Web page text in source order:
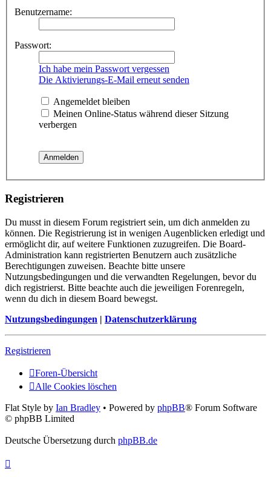
Benutzername:
Passwort:
Ich habe mein Passwort vergessen
Die Aktivierungs-E-Mail erneut senden
Angemeldet bleiben
Meinen Online-Status während dieser Sitzung
verbergen
Registrieren
Du musst in diesem Forum registriert sein, um dich anmelden zu
können. Die Registrierung ist in wenigen Augenblicken erledigt und
ermöglicht dir, auf weitere Funktionen zuzugreifen. Die Board-
Administration kann registrierten Benutzern auch zusätzliche
Berechtigungen zuweisen. Beachte bitte unsere
Nutzungsbedingungen und die verwandten Regelungen, bevor du
dich registrierst. Bitte beachte auch die jeweiligen Forenregeln,
wenn du dich in diesem Board bewegst.
Nutzungsbedingungen | Datenschutzerklärung
Registrieren
Foren-Übersicht
Alle Cookies löschen
Flat Style by Ian Bradley • Powered by phpBB® Forum Software
© phpBB Limited
Deutsche Übersetzung durch phpBB.de